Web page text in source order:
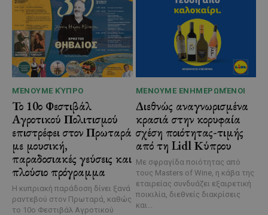
ΜΈΝΟΥΜΕ ΚΎΠΡΟ
Το 10ο Φεστιβάλ
Αγροτικού Πολιτισμού
επιστρέφει στον Πρωταρά
με μουσική,
παραδοσιακές γεύσεις και
πλούσιο πρόγραμμα
Η κυπριακή παράδοση δίνει ξανά
ραντεβού στον Πρωταρά, καθώς
το 10ο Φεστιβάλ Αγροτικού
ΜΈΝΟΥΜΕ ΕΝΗΜΕΡΩΜΈΝΟΙ
Διεθνώς αναγνωρισμένα
κρασιά στην κορυφαία
σχέση ποιότητας-τιμής
από τη Lidl Κύπρου
Με σφραγίδα ποιότητας από
τους Masters of Wine, η κάβα της
εταιρείας συνδυάζει εξαιρετική
ποικιλία, διεθνείς διακρίσεις
και...